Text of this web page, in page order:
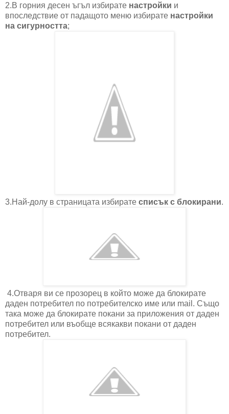
2.В горния десен ъгъл избирате настройки и
впоследствие от падащото меню избирате настройки
на сигурността;
3.Най-долу в страницата избирате списък с блокирани.
4.Отваря ви се прозорец в който може да блокирате
даден потребител по потребителско име или mail. Също
така може да блокирате покани за приложения от даден
потребител или въобще всякакви покани от даден
потребител.